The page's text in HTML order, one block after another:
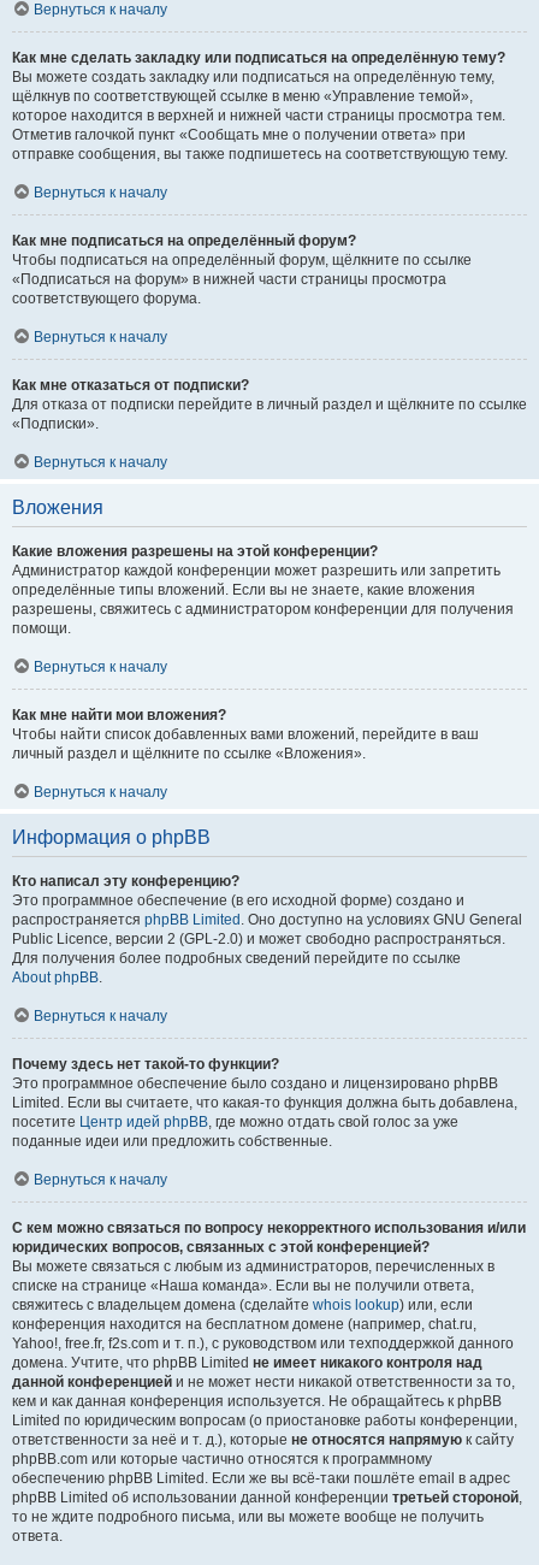
Вернуться к началу
Как мне сделать закладку или подписаться на определённую тему?
Вы можете создать закладку или подписаться на определённую тему,
щёлкнув по соответствующей ссылке в меню «Управление темой»,
которое находится в верхней и нижней части страницы просмотра тем.
Отметив галочкой пункт «Сообщать мне о получении ответа» при
отправке сообщения, вы также подпишетесь на соответствующую тему.
Вернуться к началу
Как мне подписаться на определённый форум?
Чтобы подписаться на определённый форум, щёлкните по ссылке
«Подписаться на форум» в нижней части страницы просмотра
соответствующего форума.
Вернуться к началу
Как мне отказаться от подписки?
Для отказа от подписки перейдите в личный раздел и щёлкните по ссылке
«Подписки».
Вернуться к началу
Вложения
Какие вложения разрешены на этой конференции?
Администратор каждой конференции может разрешить или запретить
определённые типы вложений. Если вы не знаете, какие вложения
разрешены, свяжитесь с администратором конференции для получения
помощи.
Вернуться к началу
Как мне найти мои вложения?
Чтобы найти список добавленных вами вложений, перейдите в ваш
личный раздел и щёлкните по ссылке «Вложения».
Вернуться к началу
Информация о phpBB
Кто написал эту конференцию?
Это программное обеспечение (в его исходной форме) создано и
распространяется phpBB Limited . Оно доступно на условиях GNU General
Public Licence, версии 2 (GPL-2.0) и может свободно распространяться.
Для получения более подробных сведений перейдите по ссылке
About phpBB.
Вернуться к началу
Почему здесь нет такой-то функции?
Это программное обеспечение было создано и лицензировано phpBB
Limited. Если вы считаете, что какая-то функция должна быть добавлена,
посетите Центр идей phpBB, где можно отдать свой голос за уже
поданные идеи или предложить собственные.
Вернуться к началу
С кем можно связаться по вопросу некорректного использования и/или
юридических вопросов, связанных с этой конференцией?
Вы можете связаться с любым из администраторов, перечисленных в
списке на странице «Наша команда». Если вы не получили ответа,
свяжитесь с владельцем домена (сделайте whois lookup) или, если
конференция находится на бесплатном домене (например, chat.ru,
Yahoo!, free.fr, f2s.com и т. п.), с руководством или техподдержкой данного
домена. Учтите, что phpBB Limited не имеет никакого контроля над
данной конференцией и не может нести никакой ответственности за то,
кем и как данная конференция используется. Не обращайтесь к phpBB
Limited по юридическим вопросам (о приостановке работы конференции,
ответственности за неё и т. д.), которые не относятся напрямую к сайту
phpBB.com или которые частично относятся к программному
обеспечению phpBB Limited. Если же вы всё-таки пошлёте email в адрес
phpBB Limited об использовании данной конференции третьей стороной,
то не ждите подробного письма, или вы можете вообще не получить
ответа.